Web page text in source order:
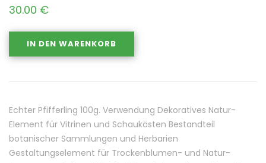
30.00 €
IN DEN WARENKORB
Echter Pfifferling 100g. Verwendung Dekoratives Natur-
Element für Vitrinen und Schaukästen Bestandteil
botanischer Sammlungen und Herbarien
Gestaltungselement für Trockenblumen- und Natur-